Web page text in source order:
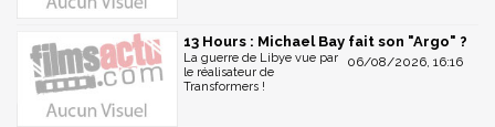
13 Hours : Michael Bay fait son "Argo" ?
06/08/2026, 16:16
La guerre de Libye vue par
le réalisateur de
Transformers !